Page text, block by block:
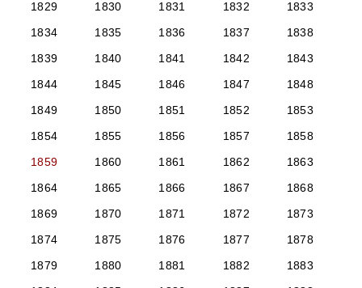
1829
1830 1831 1832
1833
1834
1835 1836 1837
1838
1839
1840 1841 1842
1843
1844
1845 1846 1847
1848
1849
1850 1851 1852
1853
1854
1855 1856 1857
1858
1859
1860 1861 1862
1863
1864
1865 1866 1867
1868
1869
1870 1871 1872
1873
1874
1875 1876 1877
1878
1879
1880 1881 1882
1883